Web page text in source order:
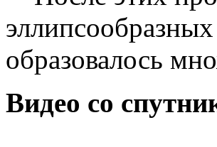
образовалось
Видео со